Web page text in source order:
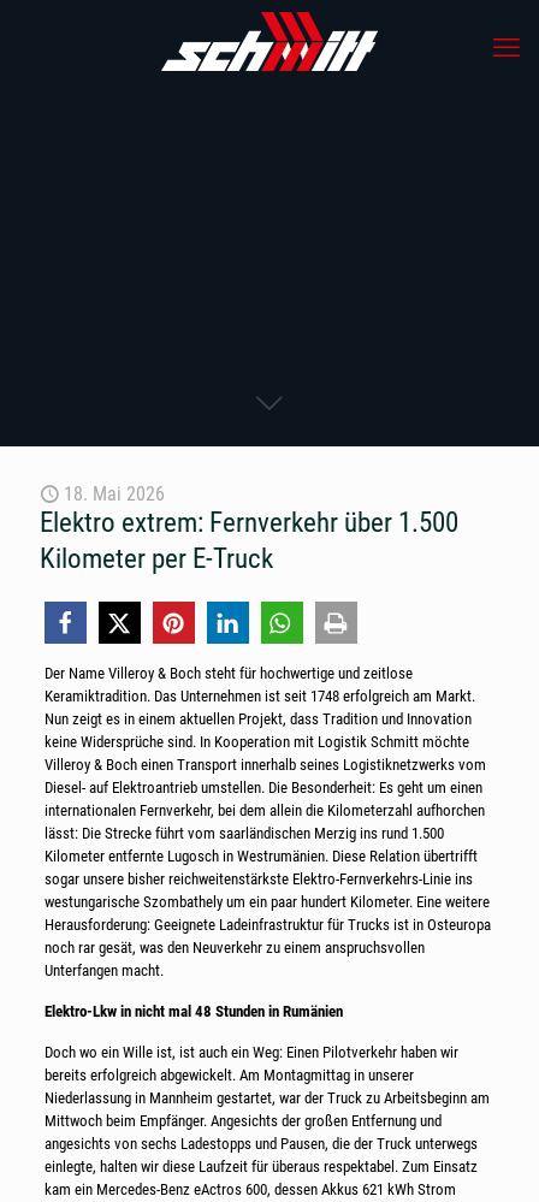
18. Mai 2026
Elektro extrem: Fernverkehr über 1.500
Kilometer per E-Truck
Der Name Villeroy & Boch steht für hochwertige und zeitlose
Keramiktradition. Das Unternehmen ist seit 1748 erfolgreich am Markt.
Nun zeigt es in einem aktuellen Projekt, dass Tradition und Innovation
keine Widersprüche sind. In Kooperation mit Logistik Schmitt möchte
Villeroy & Boch einen Transport innerhalb seines Logistiknetzwerks vom
Diesel- auf Elektroantrieb umstellen. Die Besonderheit: Es geht um einen
internationalen Fernverkehr, bei dem allein die Kilometerzahl aufhorchen
lässt: Die Strecke führt vom saarländischen Merzig ins rund 1.500
Kilometer entfernte Lugosch in Westrumänien. Diese Relation übertrifft
sogar unsere bisher reichweitenstärkste Elektro-Fernverkehrs-Linie ins
westungarische Szombathely um ein paar hundert Kilometer. Eine weitere
Herausforderung: Geeignete Ladeinfrastruktur für Trucks ist in Osteuropa
noch rar gesät, was den Neuverkehr zu einem anspruchsvollen
Unterfangen macht.
Elektro-Lkw in nicht mal 48 Stunden in Rumänien
Doch wo ein Wille ist, ist auch ein Weg: Einen Pilotverkehr haben wir
bereits erfolgreich abgewickelt. Am Montagmittag in unserer
Niederlassung in Mannheim gestartet, war der Truck zu Arbeitsbeginn am
Mittwoch beim Empfänger. Angesichts der großen Entfernung und
angesichts von sechs Ladestopps und Pausen, die der Truck unterwegs
einlegte, halten wir diese Laufzeit für überaus respektabel. Zum Einsatz
kam ein Mercedes-Benz eActros 600, dessen Akkus 621 kWh Strom